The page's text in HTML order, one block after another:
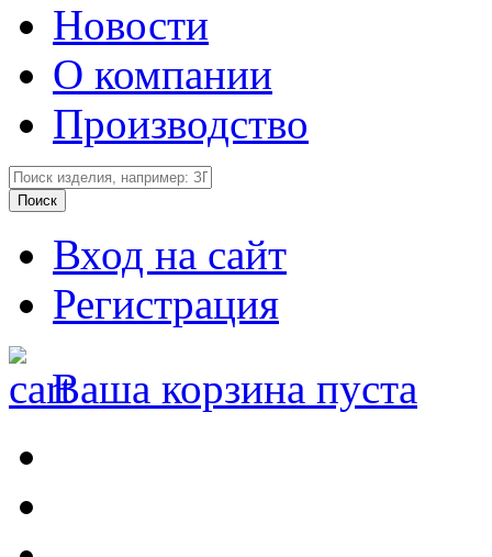
Новости
О компании
Производство
Вход на сайт
Регистрация
Ваша корзина пуста